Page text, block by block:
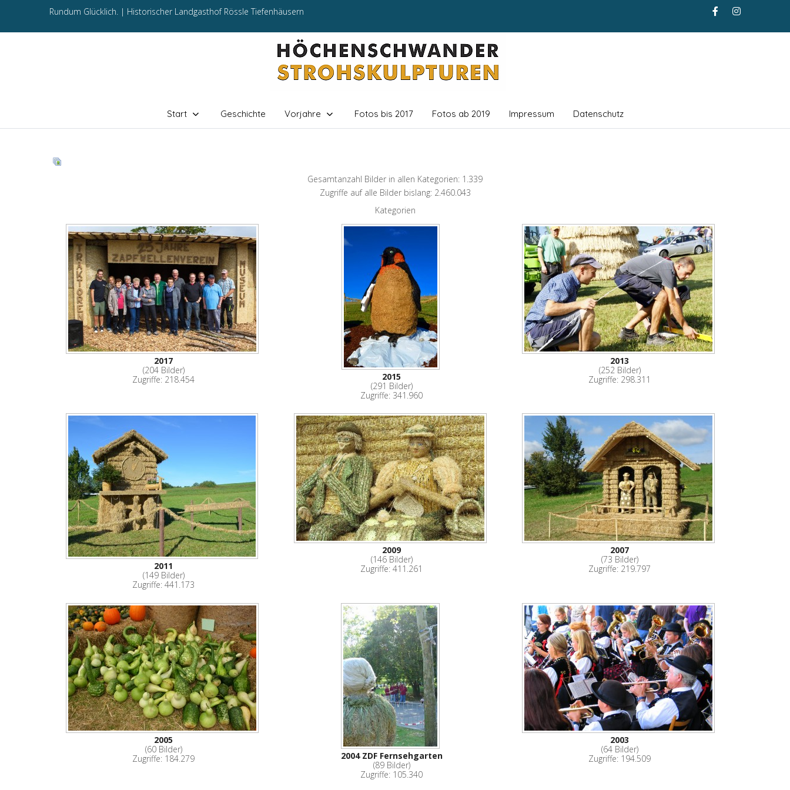
Rundum Glücklich. | Historischer Landgasthof Rössle Tiefenhäusern
Start Geschichte Vorjahre Fotos bis 2017 Fotos ab 2019 Impressum Datenschutz
Gesamtanzahl Bilder in allen Kategorien: 1.339
Zugriffe auf alle Bilder bislang: 2.460.043
Kategorien
2017
(204 Bilder)
Zugriffe: 218.454
2015
(291 Bilder)
Zugriffe: 341.960
2013
(252 Bilder)
Zugriffe: 298.311
2011
(149 Bilder)
Zugriffe: 441.173
2009
(146 Bilder)
Zugriffe: 411.261
2007
(73 Bilder)
Zugriffe: 219.797
2005
(60 Bilder)
Zugriffe: 184.279
2004 ZDF Fernsehgarten
(89 Bilder)
Zugriffe: 105.340
2003
(64 Bilder)
Zugriffe: 194.509